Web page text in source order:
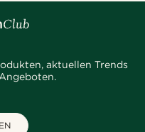
aktuellen Trends